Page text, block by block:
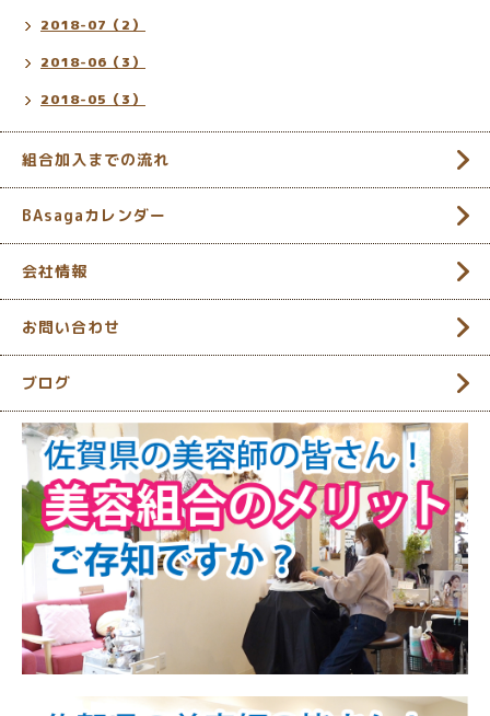
2018-07（2）
2018-06（3）
2018-05（3）
組合加入までの流れ
BAsagaカレンダー
会社情報
お問い合わせ
ブログ